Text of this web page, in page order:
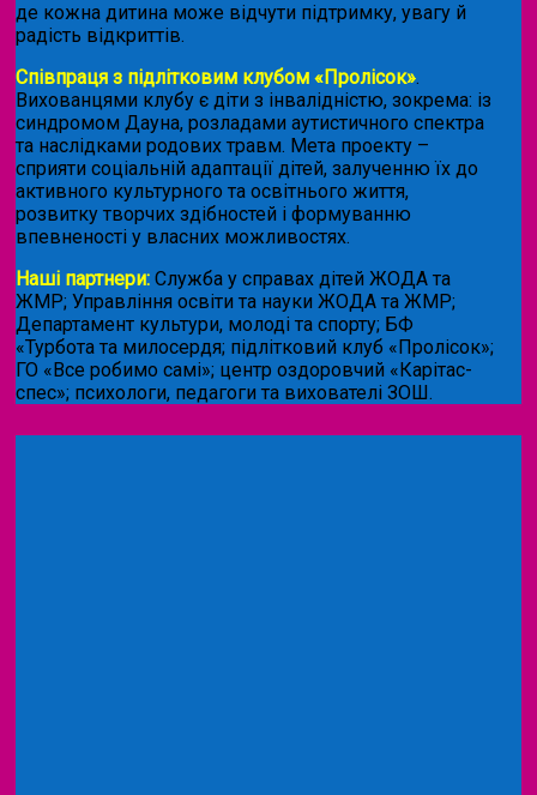
де кожна дитина може відчути підтримку, увагу й
радість відкриттів.
Співпраця з підлітковим клубом «Пролісок».
Вихованцями клубу є діти з інвалідністю, зокрема: із
синдромом Дауна, розладами аутистичного спектра
та наслідками родових травм. Мета проекту –
сприяти соціальній адаптації дітей, залученню їх до
активного культурного та освітнього життя,
розвитку творчих здібностей і формуванню
впевненості у власних можливостях.
Наші партнери: Служба у справах дітей ЖОДА та
ЖМР; Управління освіти та науки ЖОДА та ЖМР;
Департамент культури, молоді та спорту; БФ
«Турбота та милосердя; підлітковий клуб «Пролісок»;
ГО «Все робимо самі»; центр оздоровчий «Карітас-
спес»; психологи, педагоги та вихователі ЗОШ.